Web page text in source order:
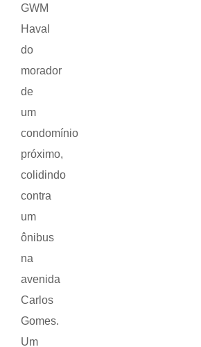
GWM
Haval
do
morador
de
um
condomínio
próximo,
colidindo
contra
um
ônibus
na
avenida
Carlos
Gomes.
Um